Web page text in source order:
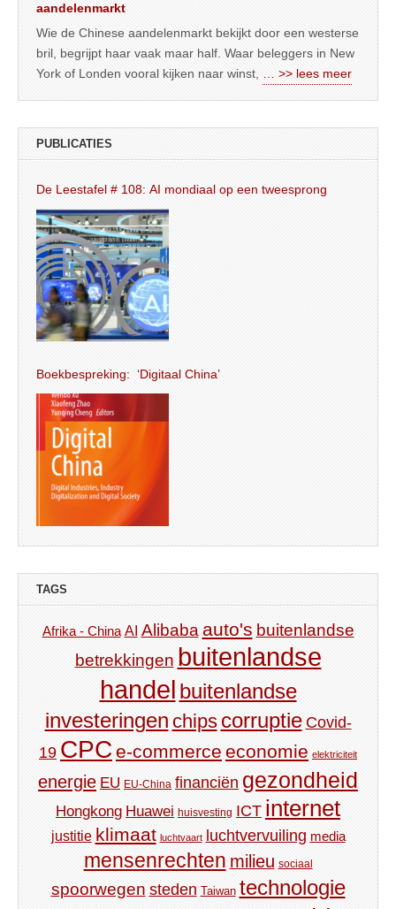
aandelenmarkt
Wie de Chinese aandelenmarkt bekijkt door een westerse
bril, begrijpt haar vaak maar half. Waar beleggers in New
York of Londen vooral kijken naar winst,
… >> lees meer
PUBLICATIES
De Leestafel # 108: AI mondiaal op een tweesprong
Boekbespreking: ‘Digitaal China’
TAGS
Afrika - China AI Alibaba auto's buitenlandse
betrekkingen buitenlandse
handel buitenlandse
investeringen chips corruptie Covid-
19 CPC e-commerce economie elektriciteit
energie EU EU-China financiën gezondheid
Hongkong Huawei huisvesting ICT internet
justitie klimaat luchtvaart luchtvervuiling media
mensenrechten milieu sociaal
spoorwegen steden Taiwan technologie